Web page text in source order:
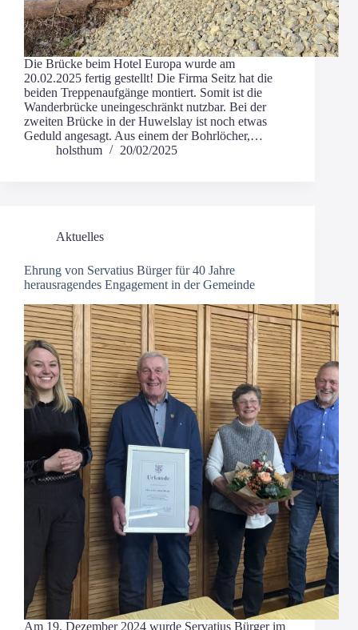
Die Brü­cke beim Hotel Euro­pa wur­de am
20.02.2025 fer­tig gestellt! Die Fir­ma Seitz hat die
bei­den Trep­pen­auf­gän­ge mon­tiert. Somit ist die
Wan­der­brü­cke unein­ge­schränkt nutz­bar. Bei der
zwei­ten Brü­cke in der Huwels­lay ist noch etwas
Geduld ange­sagt. Aus einem der Bohrlöcher,…
holsthum
20/02/2025
Aktuelles
Ehrung von Servatius Bürger für 40 Jahre
herausragendes Engagement in der Gemeinde
Am 19. Dezem­ber 2024 wur­de Ser­va­ti­us Bür­ger im